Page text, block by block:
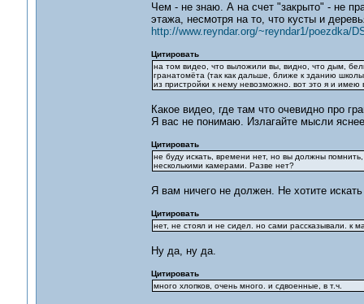
Чем - не знаю. А на счет "закрыто" - не
этажа, несмотря на то, что кусты и
http://www.reyndar.org/~reyndar1/poezdka/
Цитировать
на том видео, что выложили вы, видно, что дым,
гранатомёта (так как дальше, ближе к зданию
из пристройки к нему невозможно. вот это я и имею
Какое видео, где там что очевидно про
Я вас не понимаю. Излагайте мысли
Цитировать
не буду искать, времени нет, но вы должны
несколькими камерами. Разве нет?
Я вам ничего не должен. Не хотите
Цитировать
нет, не стоял и не сидел. но сами рассказывали. к
Ну да, ну да.
Цитировать
много хлопков, очень много. и сдвоенные, в т.ч.